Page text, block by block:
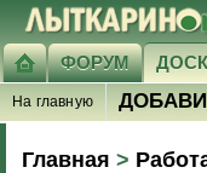
ФОРУМ
На главную
Главная >